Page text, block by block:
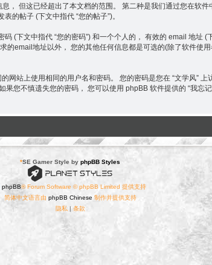
， 但这已经超出了本文档的范围。 第二种是我们通过您在软
的帖子 (下文中指代 “您的帖子”)。
(下文中指代 “您的密码”) 和一个个人的， 有效的 email 地址 (
email地址以外， 您的其他任何信息都是可选的(除了软件使
站上使用相同的用户名和密码。 您的密码是您在 “文学风”
您不慎遗失您的密码， 您可以使用 phpBB 软件提供的 “我忘
*SE Gamer Style by phpBB Styles
phpBB® Forum Software © phpBB Limited 提供支持
简体中文语言由 phpBB Chinese 制作并提供支持
隐私 | 条款